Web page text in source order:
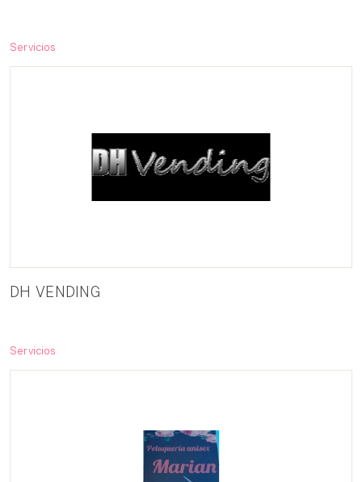
Servicios
DH VENDING
Servicios